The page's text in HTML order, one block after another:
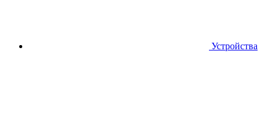
Устройства